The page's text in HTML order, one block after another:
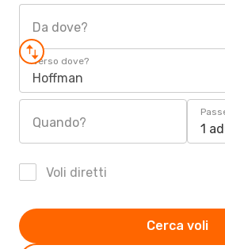
Da dove?
Verso dove?
Hoffman
Quando? 1
Voli diretti
Cerca voli